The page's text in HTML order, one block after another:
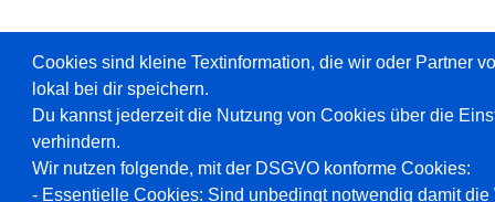
Cookies sind kleine Textinformation, die wir oder Partner
lokal bei dir speichern.
Du kannst jederzeit die Nutzung von Cookies über die
verhindern.
Wir nutzen folgende, mit der DSGVO konforme Cookies:
- Essentielle Cookies: Sind unbedingt notwendig damit